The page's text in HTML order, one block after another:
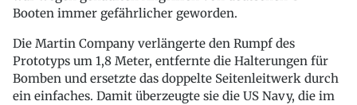
Booten immer gefährlicher geworden.
Die Martin Company verlängerte den Rumpf des
Prototyps um 1,8 Meter, entfernte die Halterungen für
Bomben und ersetzte das doppelte Seitenleitwerk durch
ein einfaches. Damit überzeugte sie die US Navy, die im